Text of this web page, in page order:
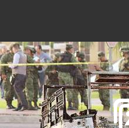
s
d
e
c
o
m
p
a